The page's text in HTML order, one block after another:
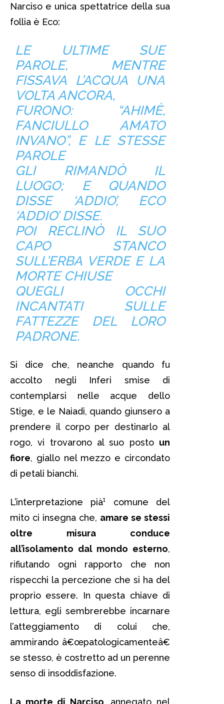
Narciso e unica spettatrice della sua
follia è Eco:
LE ULTIME SUE
PAROLE, MENTRE
FISSAVA L’ACQUA UNA
VOLTA ANCORA,
FURONO: “AHIMÈ,
FANCIULLO AMATO
INVANO”, E LE STESSE
PAROLE
GLI RIMANDÒ IL
LUOGO; E QUANDO
DISSE ‘ADDIO’, ECO
‘ADDIO’ DISSE.
POI RECLINÒ IL SUO
CAPO STANCO
SULL’ERBA VERDE E LA
MORTE CHIUSE
QUEGLI OCCHI
INCANTATI SULLE
FATTEZZE DEL LORO
PADRONE.
Si dice che, neanche quando fu
accolto negli Inferi smise di
contemplarsi nelle acque dello
Stige, e le Naiadi, quando giunsero a
prendere il corpo per destinarlo al
rogo, vi trovarono al suo posto un
fiore, giallo nel mezzo e circondato
di petali bianchi.
L’interpretazione pià¹ comune del
mito ci insegna che, amare se stessi
oltre misura conduce
all’isolamento dal mondo esterno,
rifiutando ogni rapporto che non
rispecchi la percezione che si ha del
proprio essere. In questa chiave di
lettura, egli sembrerebbe incarnare
l’atteggiamento di colui che,
ammirando â€œpatologicamenteâ€
se stesso, è costretto ad un perenne
senso di insoddisfazione.
La morte di Narciso , annegato nel